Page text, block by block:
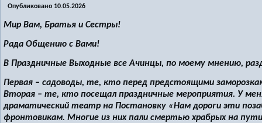
Опубликовано 10.05.2026
Мир Вам, Братья и Сестры!
Рада Общению с Вами!
В Праздничные Выходные все Ачинцы, по моему мнению,
Первая – садоводы, те, кто перед предстоящими
Вторая – те, кто посещал праздничные мероприятия. У
драматический театр на Постановку «Нам дороги эти
фронтовикам. Многие из них пали смертью храбрых на